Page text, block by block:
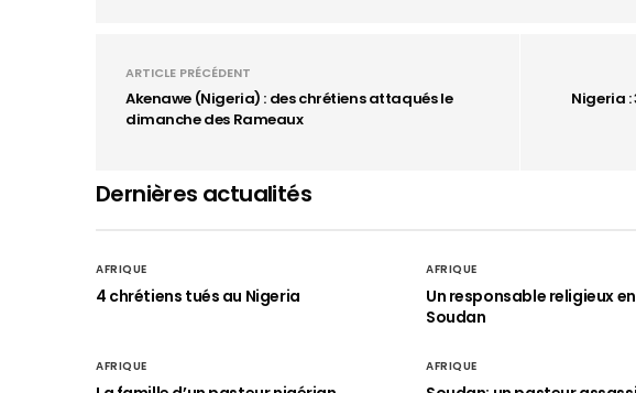
ARTICLE PRÉCÉDENT
Akenawe (Nigeria) : des chrétiens attaqués le
dimanche des Rameaux
Nigeria
Dernières actualités
AFRIQUE
4 chrétiens tués au Nigeria
AFRIQUE
Un responsable religieux
Soudan
AFRIQUE AFRIQUE